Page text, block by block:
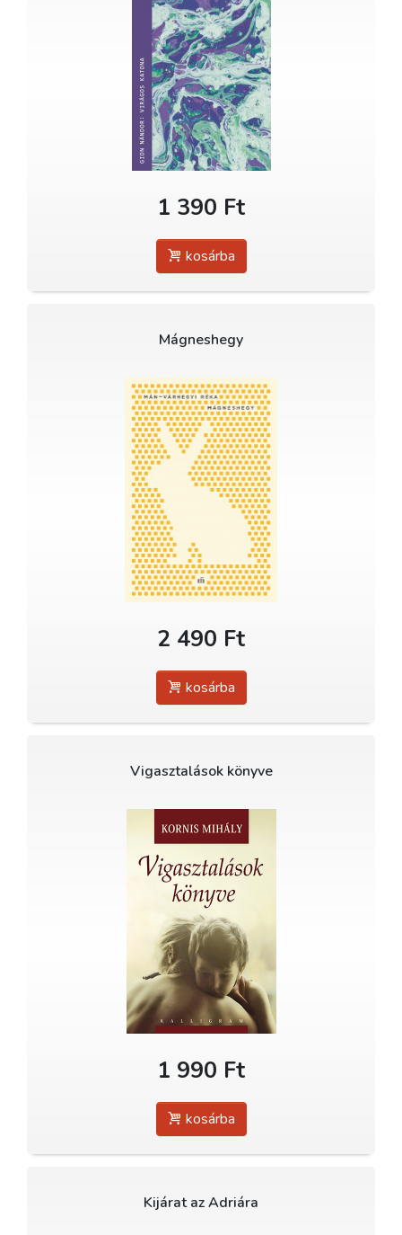
1 390 Ft
kosárba
Mágneshegy
2 490 Ft
kosárba
Vigasztalások könyve
1 990 Ft
kosárba
Kijárat az Adriára